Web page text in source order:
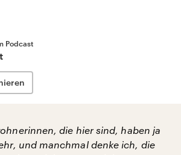
Podcast
die hier sind, haben ja
und manchmal denke ich, die